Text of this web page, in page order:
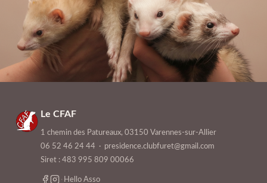
Le CFAF
1 chemin des Patureaux, 03150 Varennes-sur-Allier
06 52 46 24 44 · presidence.clubfuret@gmail.com
Siret : 483 995 809 00066
· Hello Asso